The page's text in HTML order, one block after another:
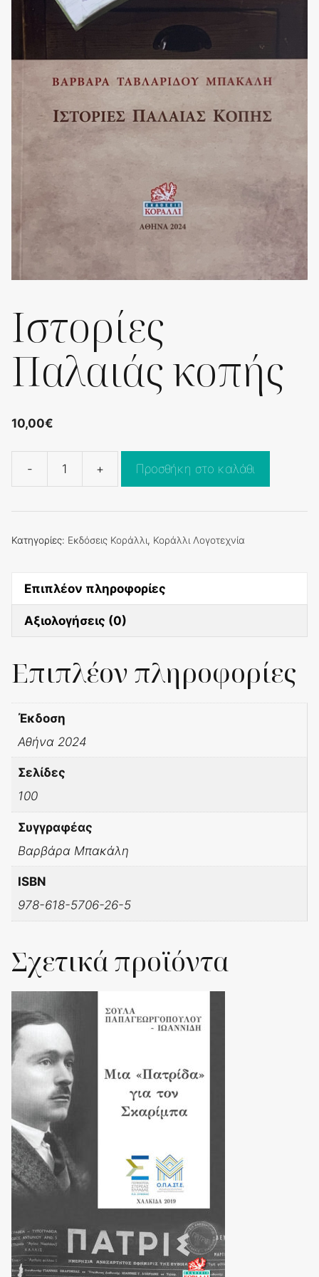
Ιστορίες
Παλαιάς κοπής
10,00€
-
Ιστορίες
κοπής
ποσότητα
+ Προσθήκη στο καλάθι
Κατηγορίες: Εκδόσεις Κοράλλι, Κοράλλι Λογοτεχνία
Επιπλέον πληροφορίες
Αξιολογήσεις (0)
Επιπλέον πληροφορίες
Έκδοση
Αθήνα 2024
Σελίδες
100
Συγγραφέας
Βαρβάρα Μπακάλη
ΙSBN
978-618-5706-26-5
Σχετικά προϊόντα